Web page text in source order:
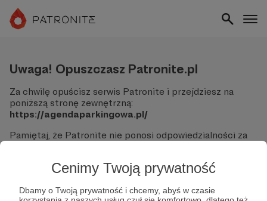
Cenimy Twoją prywatność
Dbamy o Twoją prywatność i chcemy, abyś w czasie
Uwaga! Opuszczasz Patronite.pl
Za chwilę opuścisz serwis Patronite i przejdziesz na
poniższą stronę zewnętrzną:
https://agendaparkingowa.pl/
Pamiętaj, że Patronite nie ponosi odpowiedzialności za
Nie podawaj swoich danych logowania ani informacji
finansowych na podjerzanych stronach.
Sprawdź dokładnie adres URL, zanim klikniesz przycisk